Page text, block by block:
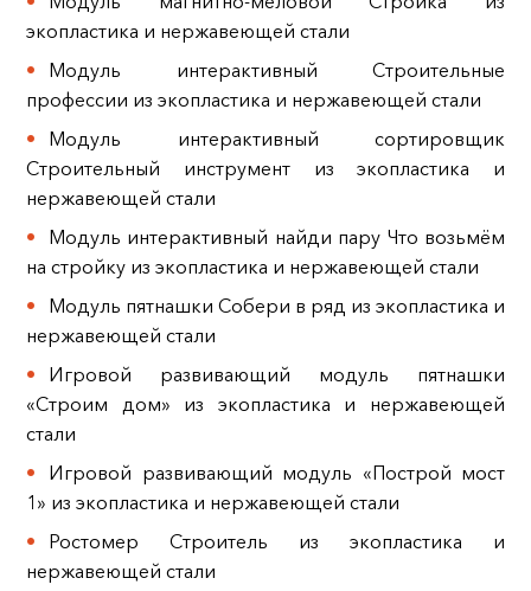
экопластика и нержавеющей стали
Модуль интерактивный Строительные
профессии из экопластика и нержавеющей стали
Модуль интерактивный сортировщик
Строительный инструмент из экопластика и
нержавеющей стали
Модуль интерактивный найди пару Что возьмём
на стройку из экопластика и нержавеющей стали
Модуль пятнашки Собери в ряд из экопластика и
нержавеющей стали
Игровой развивающий модуль пятнашки
«Строим дом» из экопластика и нержавеющей
стали
Игровой развивающий модуль «Построй мост
1» из экопластика и нержавеющей стали
Ростомер Строитель из экопластика и
нержавеющей стали